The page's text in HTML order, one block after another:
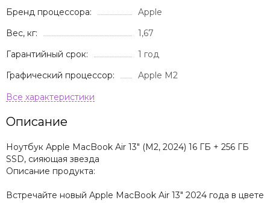
Бренд процессора:
Apple
Вес, кг:
1,67
Гарантийный срок:
1 год
Графический процессор:
Apple M2
Описание
Ноутбук Apple MacBook Air 13" (M2, 2024) 16 ГБ + 256 ГБ
SSD, сияющая звезда
Описание продукта:
Встречайте новый Apple MacBook Air 13" 2024 года в цвете